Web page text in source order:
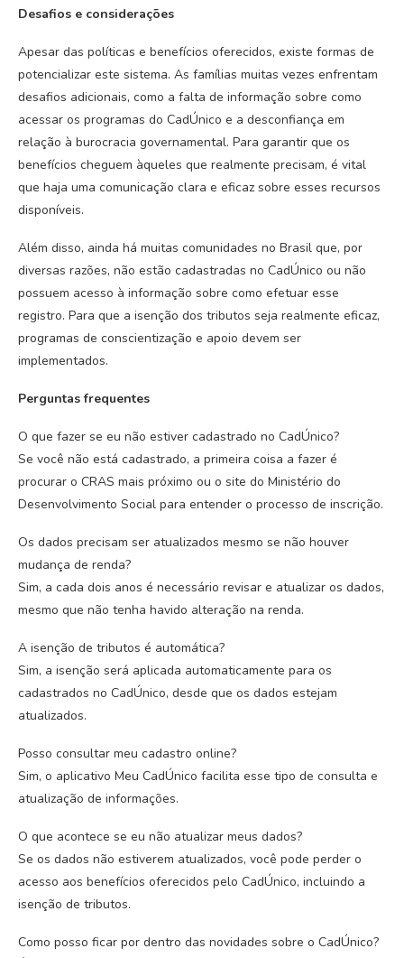
Desafios e considerações
Apesar das políticas e benefícios oferecidos, existe formas de
potencializar este sistema. As famílias muitas vezes enfrentam
desafios adicionais, como a falta de informação sobre como
acessar os programas do CadÚnico e a desconfiança em
relação à burocracia governamental. Para garantir que os
benefícios cheguem àqueles que realmente precisam, é vital
que haja uma comunicação clara e eficaz sobre esses recursos
disponíveis.
Além disso, ainda há muitas comunidades no Brasil que, por
diversas razões, não estão cadastradas no CadÚnico ou não
possuem acesso à informação sobre como efetuar esse
registro. Para que a isenção dos tributos seja realmente eficaz,
programas de conscientização e apoio devem ser
implementados.
Perguntas frequentes
O que fazer se eu não estiver cadastrado no CadÚnico?
Se você não está cadastrado, a primeira coisa a fazer é
procurar o CRAS mais próximo ou o site do Ministério do
Desenvolvimento Social para entender o processo de inscrição.
Os dados precisam ser atualizados mesmo se não houver
mudança de renda?
Sim, a cada dois anos é necessário revisar e atualizar os dados,
mesmo que não tenha havido alteração na renda.
A isenção de tributos é automática?
Sim, a isenção será aplicada automaticamente para os
cadastrados no CadÚnico, desde que os dados estejam
atualizados.
Posso consultar meu cadastro online?
Sim, o aplicativo Meu CadÚnico facilita esse tipo de consulta e
atualização de informações.
O que acontece se eu não atualizar meus dados?
Se os dados não estiverem atualizados, você pode perder o
acesso aos benefícios oferecidos pelo CadÚnico, incluindo a
isenção de tributos.
Como posso ficar por dentro das novidades sobre o CadÚnico?